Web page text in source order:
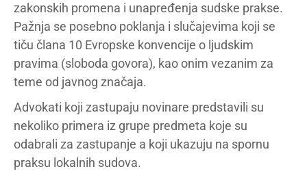
zakonskih promena i unapređenja sudske prakse.
Pažnja se posebno poklanja i slučajevima koji se
tiču člana 10 Evropske konvencije o ljudskim
pravima (sloboda govora), kao onim vezanim za
teme od javnog značaja.
Advokati koji zastupaju novinare predstavili su
nekoliko primera iz grupe predmeta koje su
odabrali za zastupanje a koji ukazuju na spornu
praksu lokalnih sudova.